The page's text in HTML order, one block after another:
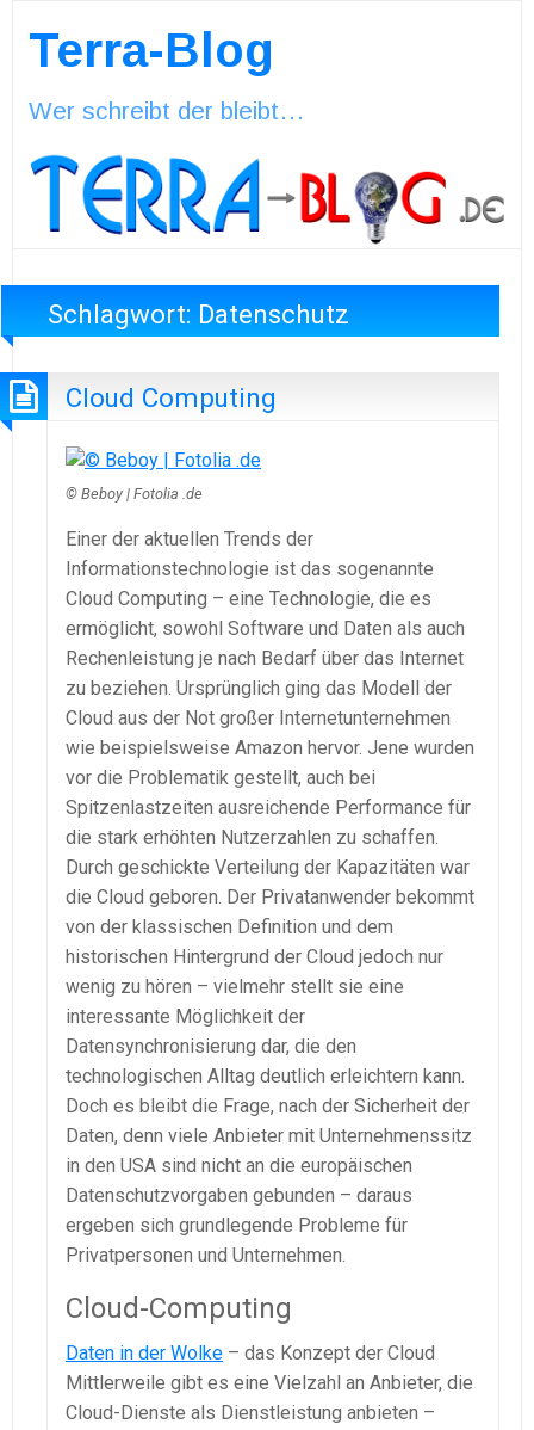
Terra-Blog
Wer schreibt der bleibt…
Schlagwort: Datenschutz
Cloud Computing
© Beboy | Fotolia .de
Einer der aktuellen Trends der
Informationstechnologie ist das sogenannte
Cloud Computing – eine Technologie, die es
ermöglicht, sowohl Software und Daten als auch
Rechenleistung je nach Bedarf über das Internet
zu beziehen. Ursprünglich ging das Modell der
Cloud aus der Not großer Internetunternehmen
wie beispielsweise Amazon hervor. Jene wurden
vor die Problematik gestellt, auch bei
Spitzenlastzeiten ausreichende Performance für
die stark erhöhten Nutzerzahlen zu schaffen.
Durch geschickte Verteilung der Kapazitäten war
die Cloud geboren. Der Privatanwender bekommt
von der klassischen Definition und dem
historischen Hintergrund der Cloud jedoch nur
wenig zu hören – vielmehr stellt sie eine
interessante Möglichkeit der
Datensynchronisierung dar, die den
technologischen Alltag deutlich erleichtern kann.
Doch es bleibt die Frage, nach der Sicherheit der
Daten, denn viele Anbieter mit Unternehmenssitz
in den USA sind nicht an die europäischen
Datenschutzvorgaben gebunden – daraus
ergeben sich grundlegende Probleme für
Privatpersonen und Unternehmen.
Cloud-Computing
Daten in der Wolke – das Konzept der Cloud
Mittlerweile gibt es eine Vielzahl an Anbieter, die
Cloud-Dienste als Dienstleistung anbieten –